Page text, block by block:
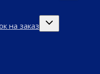
на заказ
Переключить